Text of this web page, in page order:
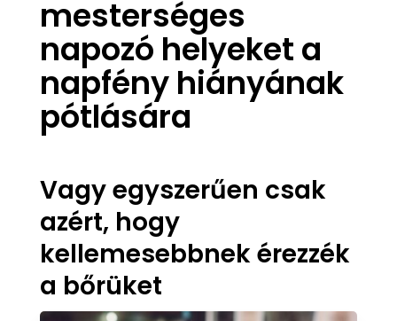
mesterséges
napozó helyeket a
napfény hiányának
pótlására
Vagy egyszerűen csak
azért, hogy
kellemesebbnek érezzék
a bőrüket